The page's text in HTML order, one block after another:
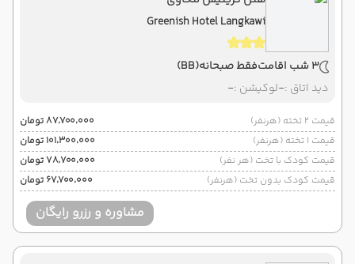
Greenish Hotel Langkawi
3 شب اقامت فقط صبحانه(BB)
دید اتاق :-لوکیشن :-
قیمت 2 تخته (هرنفر)
۸۷٬۷۰۰٬۰۰۰ تومان
قیمت 1 تخته (هرنفر)
۱۰۱٬۳۰۰٬۰۰۰ تومان
قیمت کودک با تخت (هر نفر)
۷۸٬۷۰۰٬۰۰۰ تومان
قیمت کودک بدون تخت (هرنفر)
۶۷٬۷۰۰٬۰۰۰ تومان
مشاوره و رزرو رایگان